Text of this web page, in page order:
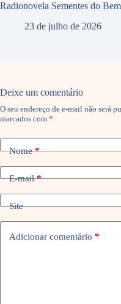
Radionovela Sementes do
23 de julho de 2026
Deixe um comentário
O seu endereço de e-mail não será
marcados com *
Nome*
E-mail*
Site
Adicionar comentário *